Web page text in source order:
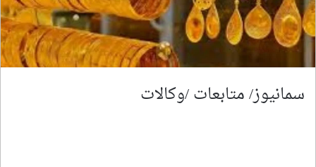
سمانيوز/ متابعات /وكالات